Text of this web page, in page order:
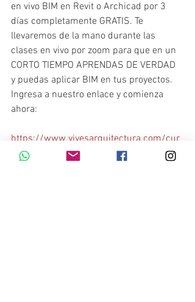
en vivo BIM en Revit o Archicad por 3
días completamente GRATIS. Te
llevaremos de la mano durante las
clases en vivo por zoom para que en un
CORTO TIEMPO APRENDAS DE VERDAD
y puedas aplicar BIM en tus proyectos.
Ingresa a nuestro enlace y comienza
ahora:
https://www.vivesarquitectura.com/cur
so-bim-gratis-envivo